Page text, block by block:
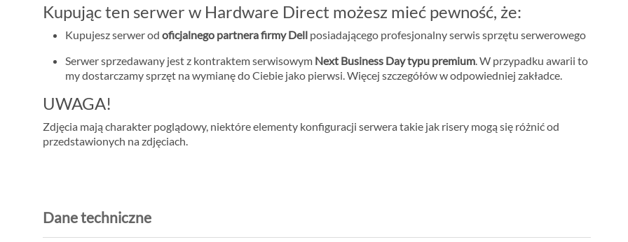
Kupując ten serwer w Hardware Direct możesz mieć pewność, że:
Kupujesz serwer od oficjalnego partnera firmy Dell posiadającego profesjonalny serwis sprzętu serwerowego
Serwer sprzedawany jest z kontraktem serwisowym Next Business Day typu premium . W przypadku awarii to
my dostarczamy sprzęt na wymianę do Ciebie jako pierwsi. Więcej szczegółów w odpowiedniej zakładce.
UWAGA!
Zdjęcia mają charakter poglądowy, niektóre elementy konfiguracji serwera takie jak risery mogą się różnić od
przedstawionych na zdjęciach.
Dane techniczne